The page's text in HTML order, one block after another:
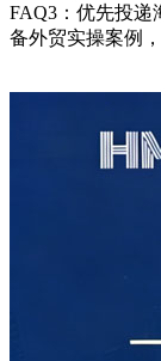
FAQ3：优先投递
备外贸实操案例